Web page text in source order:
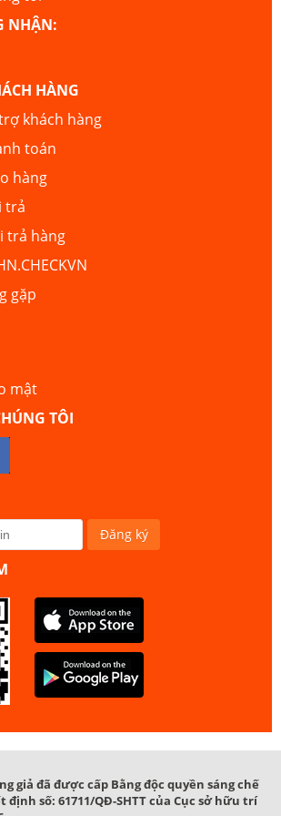
NHẬN:
HÀNG
khách hàng
toán
hàng
trả
trả hàng
gặp
mật
TÔI
giả đã được cấp Bằng độc quyền sáng chế
định số: 61711/QĐ-SHTT của Cục sở hữu trí